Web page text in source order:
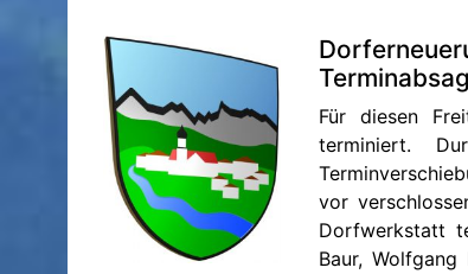
Für diesen
terminiert.
vor
Dorfwerkstatt
Baur,